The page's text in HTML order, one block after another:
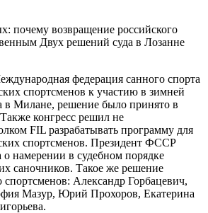
почему возвращение российского
Двух решений суда в Лозанне
федерация санного спорта
спортсменов к участию в зимней
в Милане, решение было принято в
конгресс решил не
FIL разрабатывать программу для
спортсменов. Президент ФССР
о намерении в судебном порядке
саночников. Такое же решение
Александр Горбацевич,
Мазур, Юрий Прохоров, Екатерина